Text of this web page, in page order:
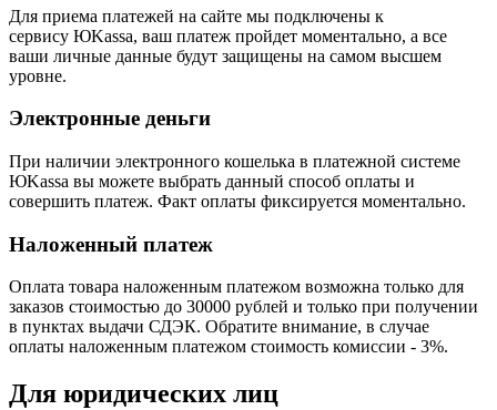
Для приема платежей на сайте мы подключены к
сервису ЮKassa, ваш платеж пройдет моментально, а все
ваши личные данные будут защищены на самом высшем
уровне.
Электронные деньги
При наличии электронного кошелька в платежной системе
ЮKassa вы можете выбрать данный способ оплаты и
совершить платеж. Факт оплаты фиксируется моментально.
Наложенный платеж
Оплата товара наложенным платежом возможна только для
заказов стоимостью до 30000 рублей и только при получении
в пунктах выдачи СДЭК. Обратите внимание, в случае
оплаты наложенным платежом стоимость комиссии - 3%.
Для юридических лиц